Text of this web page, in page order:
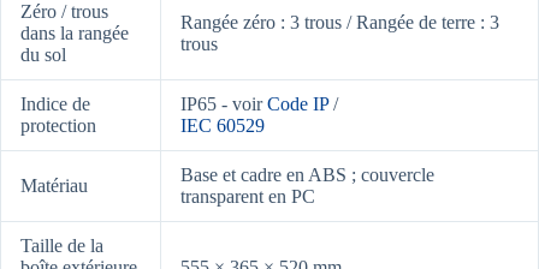
Zéro / trous
dans la rangée
du sol
Rangée zéro : 3 trous / Rangée de terre : 3
trous
Indice de
protection
IP65 - voirCode IP/
IEC 60529
Matériau
Base et cadre en ABS ; couvercle
transparent en PC
Taille de la